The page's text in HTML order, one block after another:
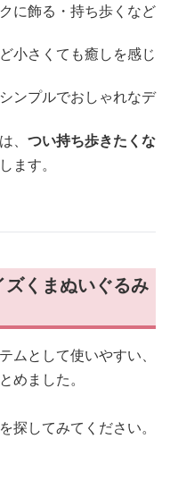
に飾る・持ち歩くなど
小さくても癒しを感じ
ンプルでおしゃれなデ
、 つい持ち歩きたくな
ます。
くまぬいぐるみ
ムとして使いやすい、
めました。
探してみてください。